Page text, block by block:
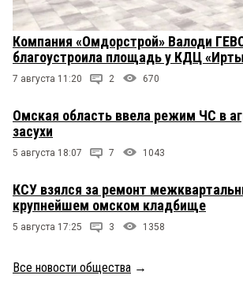
Компания «Омдорстрой» Валоди
благоустроила площадь у КДЦ
7 августа 11:20 2 670
Омская область ввела режим ЧС в
засухи
5 августа 18:07 7 1043
КСУ взялся за ремонт
крупнейшем омском кладбище
5 августа 17:25 3 1358
Все новости общества →